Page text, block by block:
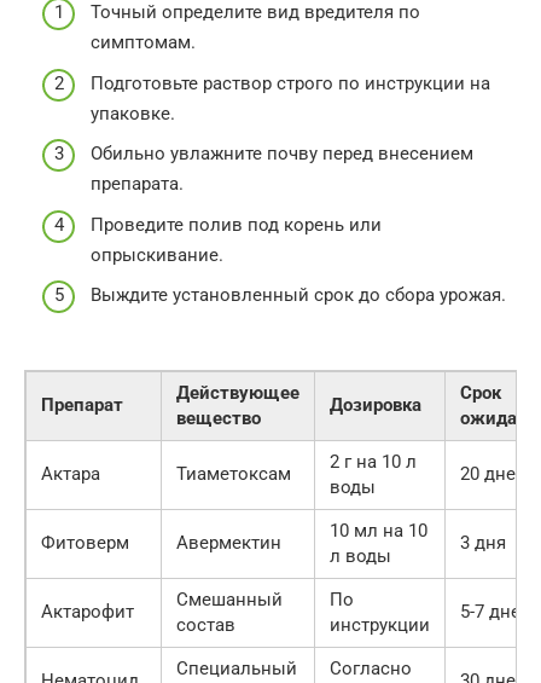
Точный определите вид вредителя по
симптомам.
Подготовьте раствор строго по инструкции на
упаковке.
Обильно увлажните почву перед внесением
препарата.
Проведите полив под корень или
опрыскивание.
Выждите установленный срок до сбора урожая.
Препарат
Действующее
вещество
Дозировка
Срок
Актара Тиаметоксам
2 г на 10 л
воды
20 дней
Фитоверм Авермектин
10 мл на 10
л воды
3 дня
Актарофит
Смешанный
состав
По
инструкции
5-7 дней
Специальный Согласно